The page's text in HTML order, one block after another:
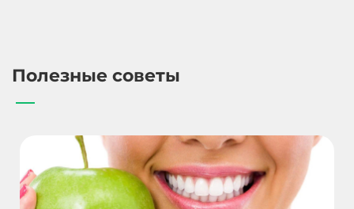
Полезные советы